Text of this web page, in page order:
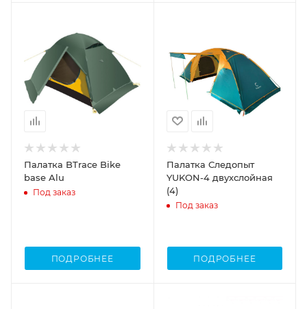
Палатка BTrace Bike
base Alu
Под заказ
ПОДРОБНЕЕ
Палатка Следопыт
YUKON-4 двухслойная
(4)
Под заказ
ПОДРОБНЕЕ